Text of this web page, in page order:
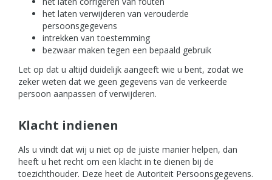
het laten verwijderen van verouderde
persoonsgegevens
intrekken van toestemming
bezwaar maken tegen een bepaald gebruik
Let op dat u altijd duidelijk aangeeft wie u bent, zodat we
zeker weten dat we geen gegevens van de verkeerde
persoon aanpassen of verwijderen.
Klacht indienen
Als u vindt dat wij u niet op de juiste manier helpen, dan
heeft u het recht om een klacht in te dienen bij de
toezichthouder. Deze heet de Autoriteit Persoonsgegevens.